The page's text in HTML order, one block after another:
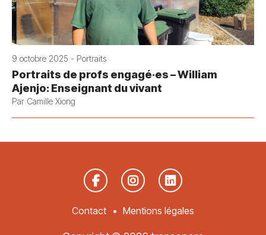
9 octobre 2025 - Portraits
Portraits de profs engagé·es – William
Ajenjo: Enseignant du vivant
Par Camille Xiong
Contact Mentions légales